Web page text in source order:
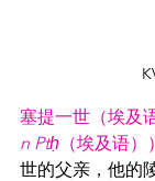
塞提一世（埃及
n Ptḥ （埃及语））
世的父亲，他的